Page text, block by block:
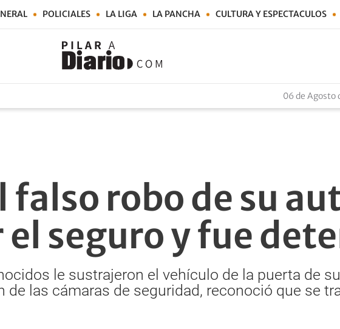
POLICIALES LA LIGA LA PANCHA CULTURA Y ESPECTACULOS
06 de Agosto
falso robo de su
seguro y fue
le sustrajeron el vehículo de la puerta de
de las cámaras de seguridad, reconoció que se